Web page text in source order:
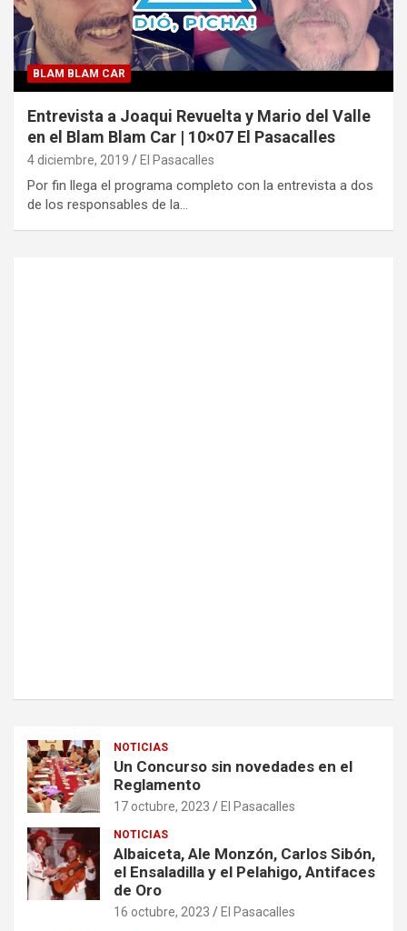
BLAM BLAM CAR
Entrevista a Joaqui Revuelta y Mario del Valle
en el Blam Blam Car | 10×07 El Pasacalles
4 diciembre, 2019 El Pasacalles
Por fin llega el programa completo con la entrevista a dos
de los responsables de la…
NOTICIAS
Un Concurso sin novedades en el
Reglamento
17 octubre, 2023 El Pasacalles
NOTICIAS
Albaiceta, Ale Monzón, Carlos Sibón,
el Ensaladilla y el Pelahigo, Antifaces
de Oro
16 octubre, 2023 El Pasacalles